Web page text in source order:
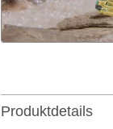
Produktdetails